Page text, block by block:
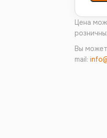
Цена
Вы
mail: